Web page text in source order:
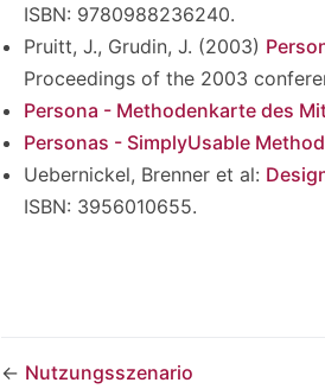
ISBN: 9780988236240.
Pruitt, J., Grudin, J. (2003)
Proceedings of the 2003
Persona - Methodenkarte des
Personas - SimplyUsable
Uebernickel, Brenner et al:
ISBN: 3956010655.
← Nutzungsszenario